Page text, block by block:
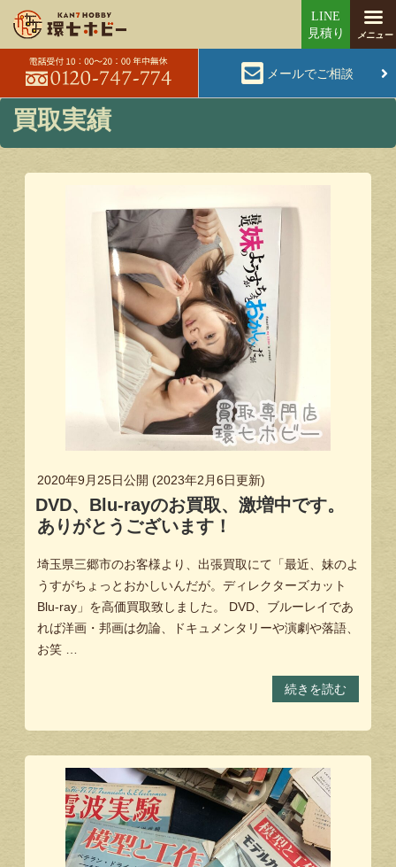
メールでご相談
買取実績
2020年9月25日公開 (2023年2月6日更新)
DVD、Blu-rayのお買取、激増中です。
ありがとうございます！
埼玉県三郷市のお客様より、出張買取にて「最近、妹のよ
うすがちょっとおかしいんだが。ディレクターズカット
Blu-ray」を高価買取致しました。 DVD、ブルーレイであ
れば洋画・邦画は勿論、ドキュメンタリーや演劇や落語、
お笑 …
続きを読む